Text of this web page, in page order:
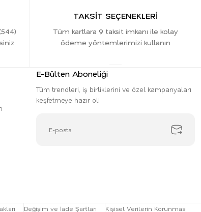
TAKSİT SEÇENEKLERİ
Tüm kartlara 9 taksit imkanı ile kolay
ödeme yöntemlerimizi kullanın
E-Bülten Aboneliği
Tüm trendleri, iş birliklerini ve özel kampanyaları
keşfetmeye hazır ol!
Değişim ve İade Şartları Kişisel Verilerin Korunması